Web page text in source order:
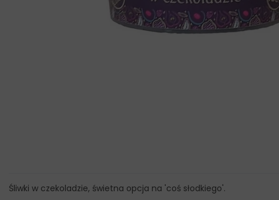
Śliwki w czekoladzie, świetna opcja na 'coś słodkiego'.